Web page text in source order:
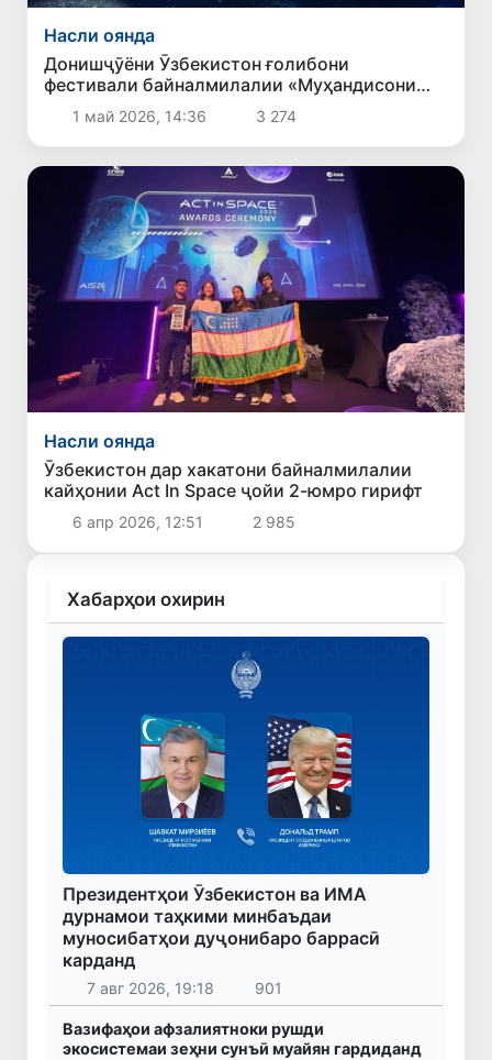
Насли оянда
Донишҷӯёни Ӯзбекистон ғолибони
фестивали байналмилалии «Муҳандисони
оянда» шуданд
1 май 2026, 14:36 3 274
Насли оянда
Ӯзбекистон дар хакатони байналмилалии
кайҳонии Act In Space ҷойи 2-юмро гирифт
6 апр 2026, 12:51 2 985
Хабарҳои охирин
Президентҳои Ӯзбекистон ва ИМА
дурнамои таҳкими минбаъдаи
муносибатҳои дуҷонибаро баррасӣ
карданд
7 авг 2026, 19:18 901
Вазифаҳои афзалиятноки рушди
экосистемаи зеҳни сунъӣ муайян гардиданд